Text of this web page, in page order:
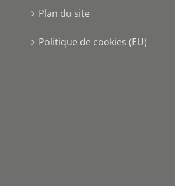
Plan du site
Politique de cookies (EU)